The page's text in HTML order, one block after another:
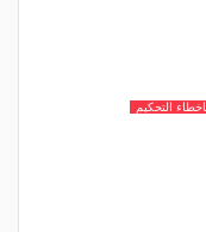
اخطاء التحكيم